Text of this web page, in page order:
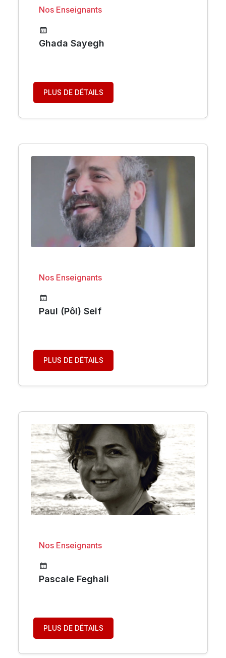
Nos Enseignants
Ghada Sayegh
PLUS DE DÉTAILS
Nos Enseignants
Paul (Pôl) Seif
PLUS DE DÉTAILS
Nos Enseignants
Pascale Feghali
PLUS DE DÉTAILS